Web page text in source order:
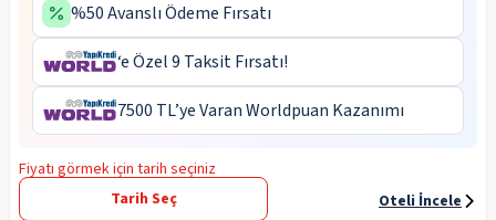
%50 Avanslı Ödeme Fırsatı
‘e Özel 9 Taksit Fırsatı!
7500 TL’ye Varan Worldpuan Kazanımı
Fiyatı görmek için tarih seçiniz
Tarih Seç
Oteli İncele